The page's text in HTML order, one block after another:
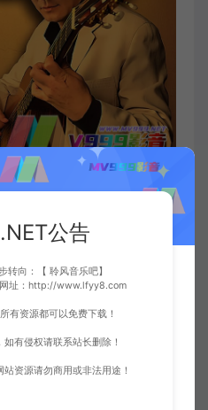
》
栗哥，早年师从著名吉他
山后“不务正业”，混上了
国音协吉它学会专家会
公告
转向：【 聆风音乐吧】
址：http://www.lfyy8.com
有资源都可以免费下载！
有侵权请联系站长删除！
资源请勿商用或非法用途！